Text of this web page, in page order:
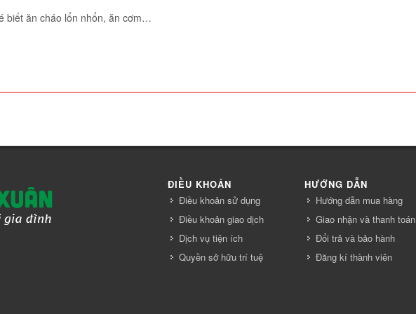
biết ăn cháo lổn nhổn, ăn cơm…
ĐIỀU KHOẢN
Điều khoản sử dụng
Điều khoản giao dịch
Dịch vụ tiện ích
Quyền sở hữu trí tuệ
HƯỚNG DẪN
Hướng dẫn mua hàng
Giao nhận và thanh toán
Đổi trả và bảo hành
Đăng kí thành viên